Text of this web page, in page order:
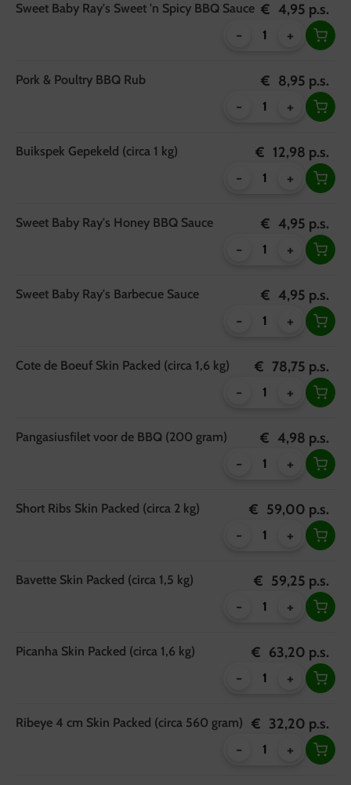
Sweet Baby Ray's Sweet 'n Spicy BBQ Sauce € 4,95 p.s.
- +
Pork & Poultry BBQ Rub € 8,95 p.s.
- +
Buikspek Gepekeld (circa 1 kg) € 12,98 p.s.
- +
Sweet Baby Ray's Honey BBQ Sauce € 4,95 p.s.
- +
Sweet Baby Ray's Barbecue Sauce € 4,95 p.s.
- +
Cote de Boeuf Skin Packed (circa 1,6 kg) € 78,75 p.s.
- +
Pangasiusfilet voor de BBQ (200 gram) € 4,98 p.s.
- +
Short Ribs Skin Packed (circa 2 kg) € 59,00 p.s.
- +
Bavette Skin Packed (circa 1,5 kg) € 59,25 p.s.
- +
Picanha Skin Packed (circa 1,6 kg) € 63,20 p.s.
- +
Ribeye 4 cm Skin Packed (circa 560 gram) € 32,20 p.s.
- +